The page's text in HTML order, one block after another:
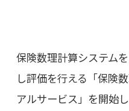
保険数理計算システム
し評価を行える「保険
アルサービス」を開始し